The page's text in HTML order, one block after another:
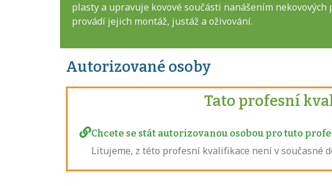
plasty a upravuje kovové součásti nanášením
provádí jejich montáž, justáž a oživování.
Autorizované osoby
Tato profesní
Chcete se stát autorizovanou osobou pro tuto
Litujeme, z této profesní kvalifikace není v současné